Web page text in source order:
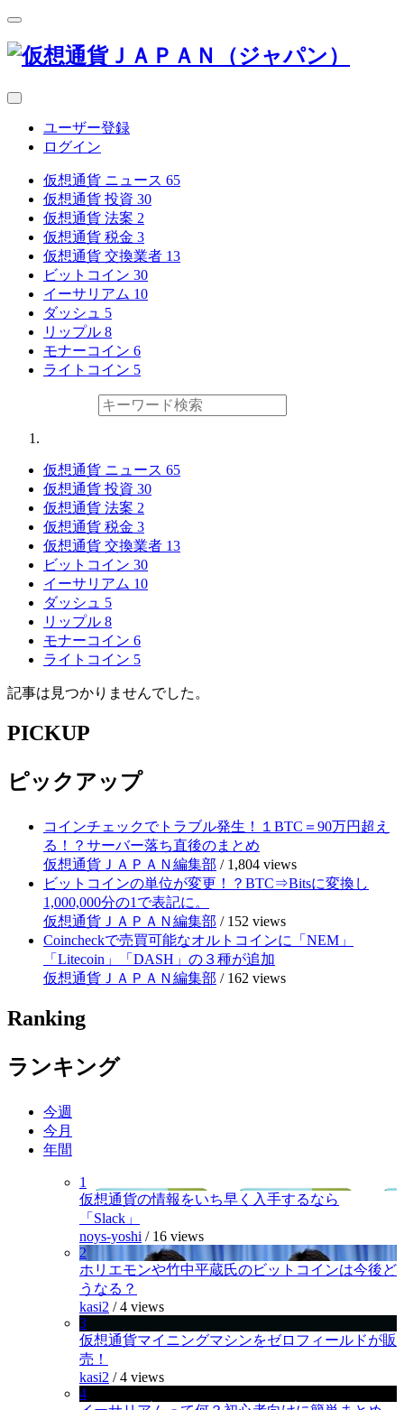
ユーザー登録
ログイン
仮想通貨 ニュース 65
仮想通貨 投資 30
仮想通貨 法案 2
仮想通貨 税金 3
仮想通貨 交換業者 13
ビットコイン 30
イーサリアム 10
ダッシュ 5
リップル 8
モナーコイン 6
ライトコイン 5
仮想通貨 ニュース 65
仮想通貨 投資 30
仮想通貨 法案 2
仮想通貨 税金 3
仮想通貨 交換業者 13
ビットコイン 30
イーサリアム 10
ダッシュ 5
リップル 8
モナーコイン 6
ライトコイン 5
記事は見つかりませんでした。
PICKUP
ピックアップ
コインチェックでトラブル発生！１BTC＝90万円超え
る！？サーバー落ち直後のまとめ
仮想通貨ＪＡＰＡＮ編集部 / 1,804 views
ビットコインの単位が変更！？BTC⇒Bitsに変換し
1,000,000分の1で表記に。
仮想通貨ＪＡＰＡＮ編集部 / 152 views
Coincheckで売買可能なオルトコインに「NEM」
「Litecoin」「DASH」の３種が追加
仮想通貨ＪＡＰＡＮ編集部 / 162 views
Ranking
ランキング
今週
今月
年間
1
仮想通貨の情報をいち早く入手するなら
「Slack」
noys-yoshi / 16 views
2
ホリエモンや竹中平蔵氏のビットコインは今後ど
うなる？
kasi2 /4 views
3
仮想通貨マイニングマシンをゼロフィールドが販
売！
kasi2 /4 views
4